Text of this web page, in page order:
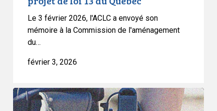
Le 3 février 2026, l'ACLC a envoyé son
mémoire à la Commission de l'aménagement
du…
février 3, 2026
L’ACLC
demande